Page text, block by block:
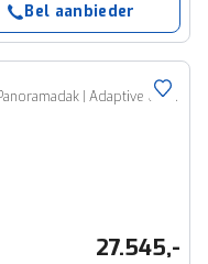
Bel aanbieder
1.5 PLUG-IN HYBRID (PHEV) 261PK AUT7 | Panoramadak | Adaptive Cruise | Infinity Audio
27.545,-